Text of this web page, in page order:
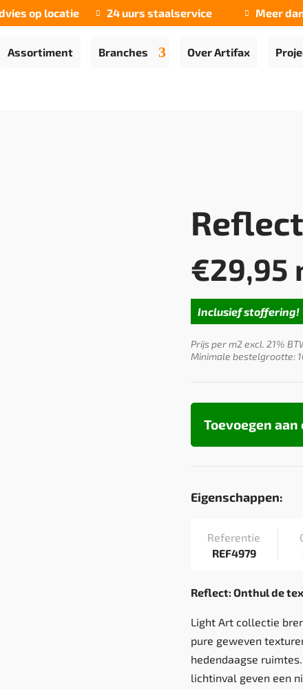
op locatie  24 uurs staalservice  Meer
Assortiment Branches Over Artifax
€29,95
Inclusief stoffering!
Prijs per m2 excl. 21%
Minimale bestelgrootte:
Toevoegen
Eigenschappen:
Referentie
REF4979
Reflect: Onthul de
Light Art collectie
pure geweven
hedendaagse
lichtinval geven een